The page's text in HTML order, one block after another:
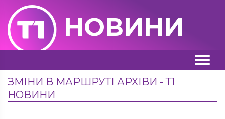
НОВИНИ
ЗМІНИ В МАРШРУТІ АРХІВИ - Т1
НОВИНИ